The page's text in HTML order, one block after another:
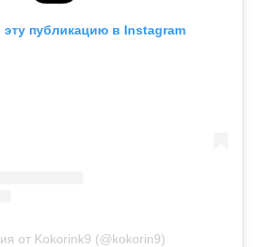
эту публикацию в Instagram
от Kokorink9 (@kokorin9)